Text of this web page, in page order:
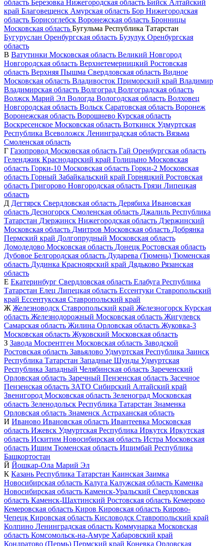
область Березовка Нижегородская область Бийск Алтайский
край Благовещенск Амурская область Бор Нижегородская
область Борисоглебск Воронежская область Бронницы
Московская область Бугульма Республика Татарстан
Бугуруслан Оренбургская область Бузулук Оренбургская
область
В Ватутинки Московская область Великий Новгород
Новгородская область Верхнетемерницкий Ростовская
область Верхняя Пышма Свердловская область Видное
Московская область Владивосток Приморский край Владимир
Владимирская область Волгоград Волгоградская область
Волжск Марий Эл Вологда Вологодская область Волховец
Новгородская область Вольск Саратовская область Воронеж
Воронежская область Ворошнево Курская область
Воскресенское Московская область Воткинск Удмуртская
Республика Всеволожск Ленинградская область Вязьма
Смоленская область
Г Газопровод Московская область Гай Оренбургская область
Геленджик Краснодарский край Голицыно Московская
область Горки-10 Московская область Горки-2 Московская
область Горный Забайкальский край Горняцкий Ростовская
область Григорово Новгородская область Грязи Липецкая
область
Д Дегтярск Свердловская область Дерябиха Ивановская
область Десногорск Смоленская область Джалиль Республика
Татарстан Дзержинск Нижегородская область Дзержинский
Московская область Дмитров Московская область Добрянка
Пермский край Долгопрудный Московская область
Домодедово Московская область Донецк Ростовская область
Дубовое Белгородская область Дударева (Тюмень) Тюменская
область Дудинка Красноярский край Дядьково Рязанская
область
Е Екатеринбург Свердловская область Елабуга Республика
Татарстан Елец Липецкая область Ессентуки Ставропольский
край Ессентукская Ставропольский край
Ж Железноводск Ставропольский край Железногорск Курская
область Железнодорожный Московская область Жигулевск
Самарская область Жилина Орловская область Жуковка-3
Московская область Жуковский Московская область
З Завода Мосрентген Московская область Заводской
Ростовская область Завьялово Удмуртская Республика Заинск
Республика Татарстан Западные Шунды Удмуртская
Республика Западный Челябинская область Зареченский
Орловская область Заречный Пензенская область Засечное
Пензенская область ЗАТО Сибирский Алтайский край
Звенигород Московская область Зеленоград Московская
область Зеленодольск Республика Татарстан Знаменка
Орловская область Знаменск Астраханская область
И Иваново Ивановская область Ивантеевка Московская
область Ижевск Удмуртская Республика Иркутск Иркутская
область Искитим Новосибирская область Истра Московская
область Ишим Тюменская область Ишимбай Республика
Башкортостан
Й Йошкар-Ола Марий Эл
К Казань Республика Татарстан Каинская Заимка
Новосибирская область Калуга Калужская область Каменка
Новосибирская область Каменск-Уральский Свердловская
область Каменск-Шахтинский Ростовская область Кемерово
Кемеровская область Киров Кировская область Кирово-
Чепецк Кировская область Кисловодск Ставропольский край
Колпино Ленинградская область Коммунарка Московская
область Комсомольск-на-Амуре Хабаровский край
Кондратово (Пермь) Пермский край Коневка Орловская